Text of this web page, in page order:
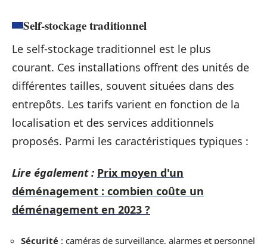
Self-stockage traditionnel
Le self-stockage traditionnel est le plus
courant. Ces installations offrent des unités de
différentes tailles, souvent situées dans des
entrepôts. Les tarifs varient en fonction de la
localisation et des services additionnels
proposés. Parmi les caractéristiques typiques :
Lire également : Prix moyen d'un
déménagement : combien coûte un
déménagement en 2023 ?
Sécurité : caméras de surveillance, alarmes et personnel